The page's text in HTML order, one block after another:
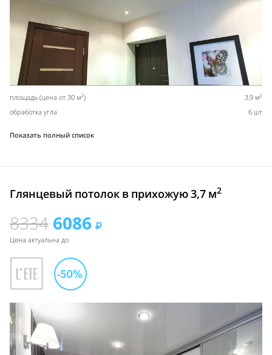
площадь (цена от 30 м2) 3,9 м2
обработка угла 6 шт
Показать полный список
Глянцевый потолок в прихожую 3,7 м2
8334 6086
Цена актуальна до